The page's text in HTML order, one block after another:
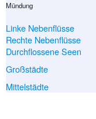
Mündung
Linke Nebenflüsse
Rechte Nebenflüsse
Durchflossene Seen
Großstädte
Mittelstädte